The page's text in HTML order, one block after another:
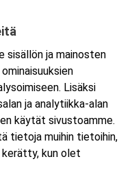
sisällön ja mainosten
Lisäksi
ja analytiikka-alan
käytät sivustoamme.
tietoja muihin tietoihin,
kun olet